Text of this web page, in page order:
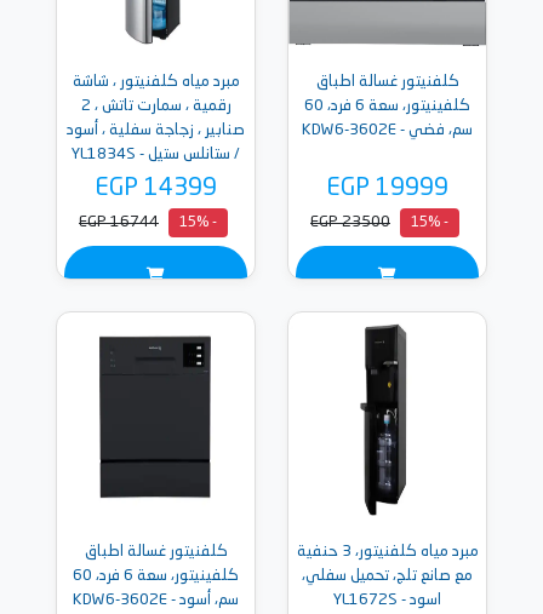
كلفنيتور غسالة اطباق
كلفينيتور، سعة 6 فرد، 60
سم، فضي - KDW6-3602E
EGP 19999
- 15%
EGP 23500
مبرد مياه كلفنيتور ، شاشة
رقمية ، سمارت تاتش ، 2
صنابير ، زجاجة سفلية ، أسود
/ ستانلس ستيل - YL1834S
EGP 14399
- 15%
EGP 16744
مبرد مياه كلفنيتور، 3 حنفية
مع صانع تلج، تحميل سفلي،
اسود - YL1672S
كلفنيتور غسالة اطباق
كلفينيتور، سعة 6 فرد، 60
سم، أسود - KDW6-3602E